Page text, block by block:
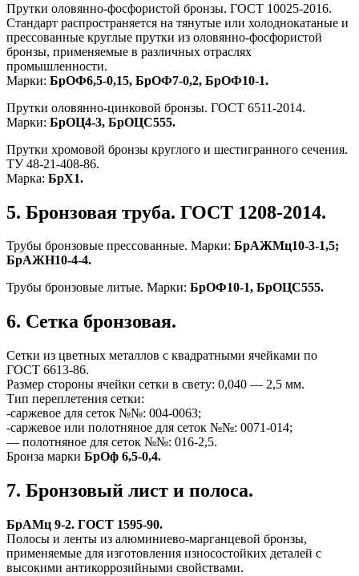
Прутки оловянно-фосфористой бронзы. ГОСТ 10025-2016.
Стандарт распространяется на тянутые или холоднокатаные и
прессованные круглые прутки из оловянно-фосфористой
бронзы, применяемые в различных отраслях
промышленности.
Марки: БрОФ6,5-0,15, БрОФ7-0,2, БрОФ10-1.
Прутки оловянно-цинковой бронзы. ГОСТ 6511-2014.
Марки: БрОЦ4-3, БрОЦС555.
Прутки хромовой бронзы круглого и шестигранного сечения.
ТУ 48-21-408-86.
Марка: БрХ1.
5. Бронзовая труба. ГОСТ 1208-2014.
Трубы бронзовые прессованные. Марки: БрАЖМц10-3-1,5;
БрАЖН10-4-4.
Трубы бронзовые литые. Марки: БрОФ10-1, БрОЦС555.
6. Сетка бронзовая.
Сетки из цветных металлов с квадратными ячейками по
ГОСТ 6613-86.
Размер стороны ячейки сетки в свету: 0,040 — 2,5 мм.
Тип переплетения сетки:
-саржевое для сеток №№: 004-0063;
-саржевое или полотняное для сеток №№: 0071-014;
— полотняное для сеток №№: 016-2,5.
Бронза марки БрОф 6,5-0,4.
7. Бронзовый лист и полоса.
БрАМц 9-2. ГОСТ 1595-90.
Полосы и ленты из алюминиево-марганцевой бронзы,
применяемые для изготовления износостойких деталей с
высокими антикоррозийными свойствами.